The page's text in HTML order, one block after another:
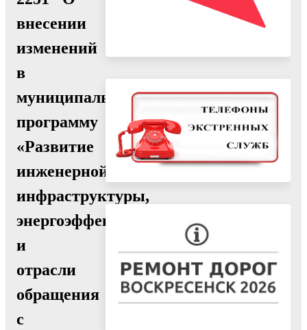
внесении
изменений
в
муниципальную
программу
«Развитие
инженерной
инфраструктуры,
энергоэффективности
и
отрасли
обращения
с